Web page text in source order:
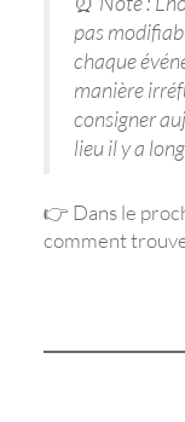
pas
chaque
manière
consigner
lieu il y a
👉 Dans le
comment